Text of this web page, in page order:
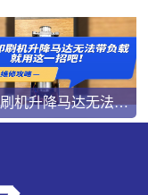
DEK印刷机升降马达无法带负载就用这一招吧！